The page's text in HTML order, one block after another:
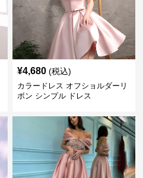
¥4,680 (税込)
カラードレス オフショルダーリ
ボン シンプル ドレス